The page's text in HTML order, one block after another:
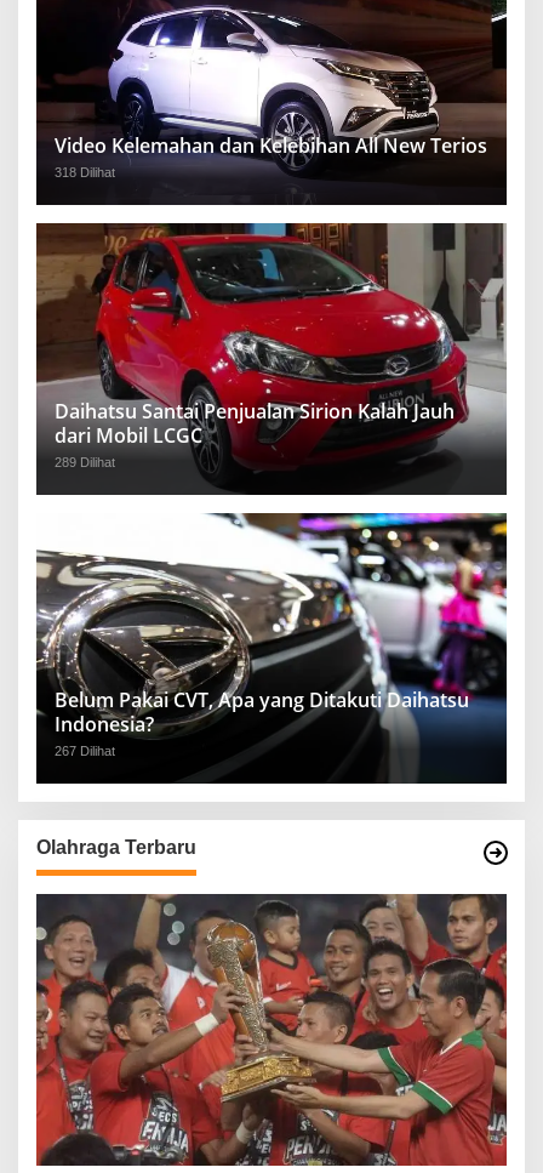
Video Kelemahan dan Kelebihan All New Terios
318 Dilihat
Daihatsu Santai Penjualan Sirion Kalah Jauh
dari Mobil LCGC
289 Dilihat
Belum Pakai CVT, Apa yang Ditakuti Daihatsu
Indonesia?
267 Dilihat
Olahraga Terbaru